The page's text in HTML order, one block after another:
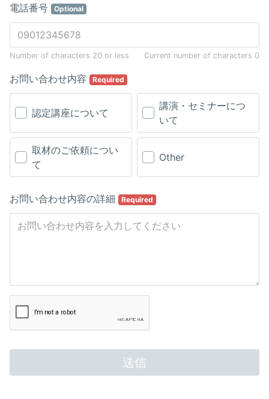
電話番号 Optional
Number of characters 20 or less Current number of characters 0
お問い合わせ内容 Required
認定講座について
講演・セミナーにつ
いて
取材のご依頼につい
て
Other
お問い合わせ内容の詳細 Required
送信